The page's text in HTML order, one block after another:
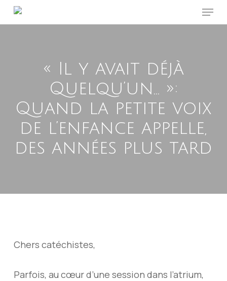
Skip
to
Menu
« Il y avait déjà
Quelqu’un… »:
Quand la petite voix
de l’enfance appelle,
des années plus tard
Chers catéchistes,
Parfois, au cœur d’une session dans l’atrium,